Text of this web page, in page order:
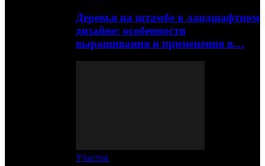
Деревья на штамбе в ландшафтном
дизайне: особенности
выращивания и применения в…
Участок